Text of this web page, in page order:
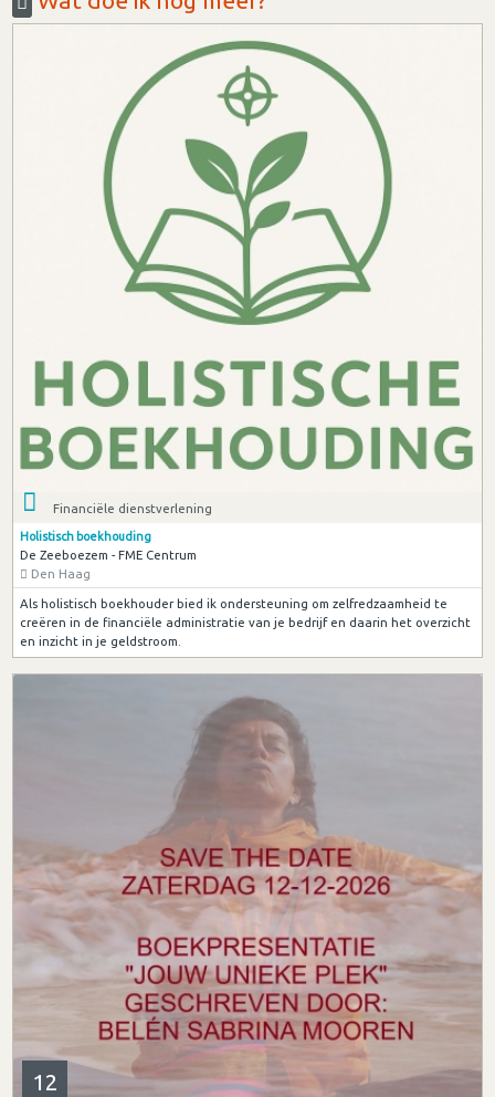
Financiële dienstverlening
Holistisch boekhouding
De Zeeboezem - FME Centrum
Den Haag
Als holistisch boekhouder bied ik ondersteuning om zelfredzaamheid te
creëren in de financiële administratie van je bedrijf en daarin het overzicht
en inzicht in je geldstroom.
12